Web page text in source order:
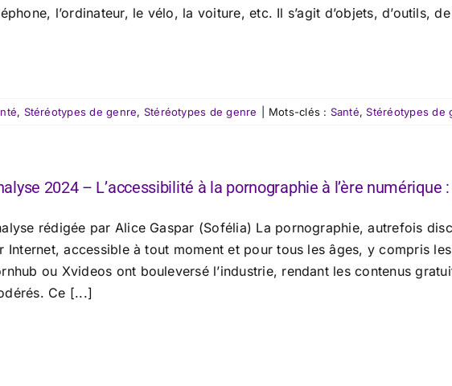
l’ordinateur, le vélo, la voiture, etc. Il s’agit d’objets, d’outils,
, Stéréotypes de genre, Stéréotypes de genre Mots-clés : Santé,Stéréotypes de
2024 – L’accessibilité à la pornographie à l’ère numérique
rédigée par Alice Gaspar (Sofélia) La pornographie, autrefois
Internet, accessible à tout moment et pour tous les âges, y compris les
ou Xvideos ont bouleversé l’industrie, rendant les contenus
Ce [...]